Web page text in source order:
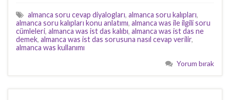
almanca soru cevap diyalogları, almanca soru kalıpları,
almanca soru kalıpları konu anlatımı, almanca was ile ilgili soru
cümleleri, almanca was ist das kalıbı, almanca was ist das ne
demek, almanca was ist das sorusuna nasıl cevap verilir,
almanca was kullanımı
Yorum bırak